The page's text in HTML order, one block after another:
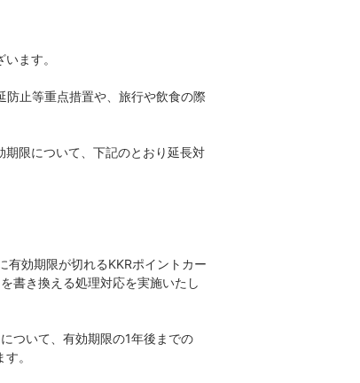
ます。
止等重点措置や、旅行や飲食の際
限について、下記のとおり延長対
効期限が切れるKKRポイントカー
書き換える処理対応を実施いたし
ついて、有効期限の1年後までの
。